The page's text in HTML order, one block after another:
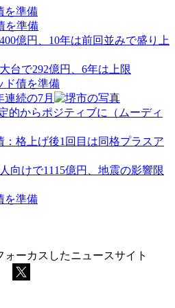
を準備
を準備
億円、10年は前回並みで盛り上
台で292億円、6年は上限
ド債を準備
連続の7月
的からポジティブに（ムーディ
：格上げ後1回目は同格プラスア
向けで1115億円、地震の影響限
を準備
ーカスしたニュースサイト